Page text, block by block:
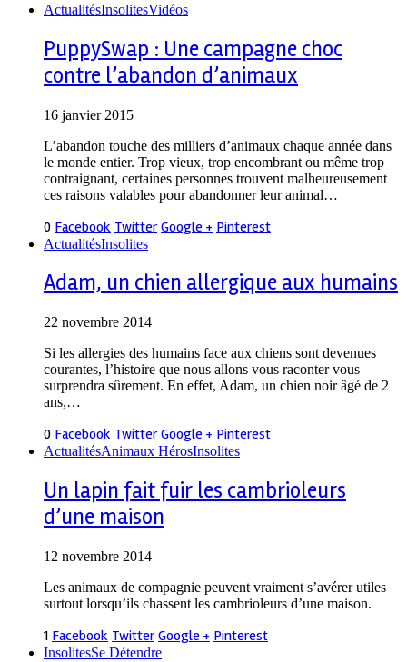
ActualitésInsolitesVidéos
PuppySwap : Une campagne choc
contre l’abandon d’animaux
16 janvier 2015
L’abandon touche des milliers d’animaux chaque année dans
le monde entier. Trop vieux, trop encombrant ou même trop
contraignant, certaines personnes trouvent malheureusement
ces raisons valables pour abandonner leur animal…
0 Facebook Twitter Google + Pinterest
ActualitésInsolites
Adam, un chien allergique aux humains
22 novembre 2014
Si les allergies des humains face aux chiens sont devenues
courantes, l’histoire que nous allons vous raconter vous
surprendra sûrement. En effet, Adam, un chien noir âgé de 2
ans,…
0 Facebook Twitter Google + Pinterest
ActualitésAnimaux HérosInsolites
Un lapin fait fuir les cambrioleurs
d’une maison
12 novembre 2014
Les animaux de compagnie peuvent vraiment s’avérer utiles
surtout lorsqu’ils chassent les cambrioleurs d’une maison.
1 Facebook Twitter Google + Pinterest
InsolitesSe Détendre